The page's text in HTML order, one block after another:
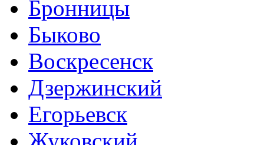
Бронницы
Быково
Воскресенск
Дзержинский
Егорьевск